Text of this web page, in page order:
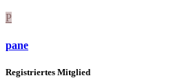
P
pane
Registriertes Mitglied